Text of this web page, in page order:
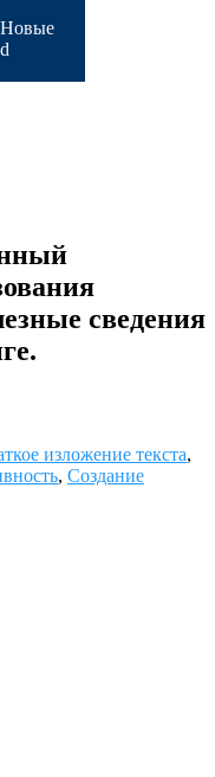
сведения
изложение текста,
, Создание